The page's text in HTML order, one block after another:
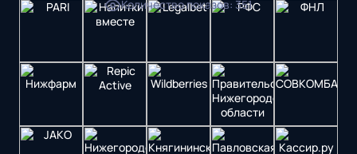
Количество показов: 351